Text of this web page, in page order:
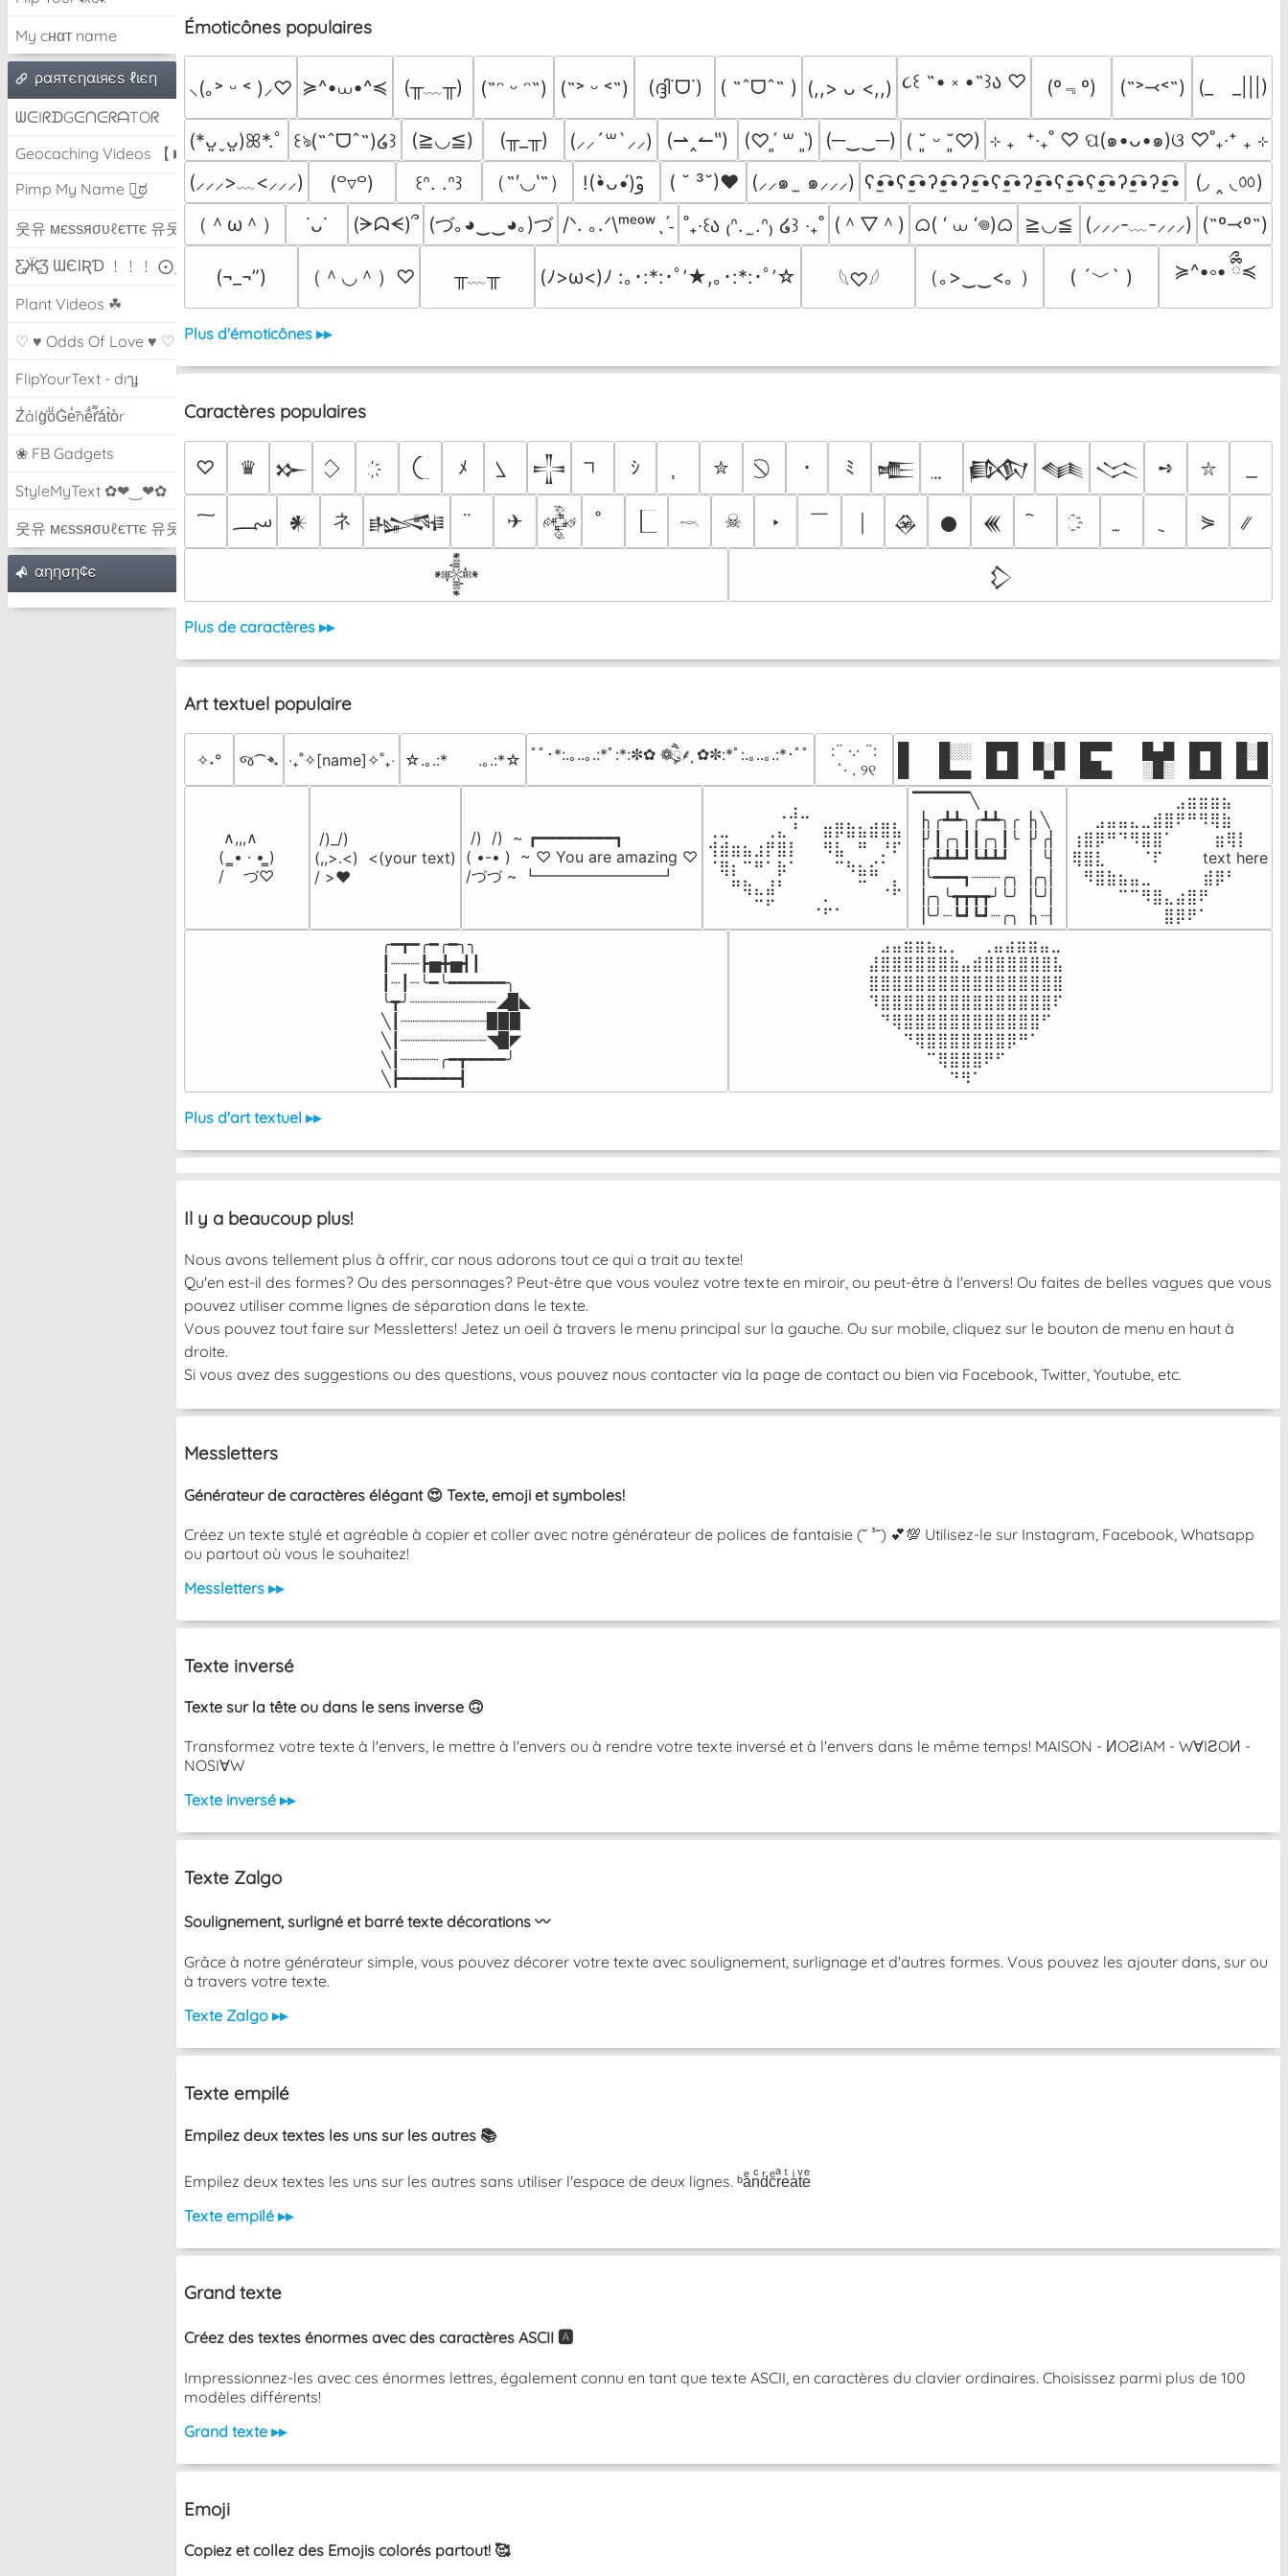
My cнαт name
ραятєηαιяєѕ ℓιєη
ᗯᕮIᖇᗪGᕮᑎᕮᖇᗩTOᖇ
Geocaching Videos 【►】
Pimp My Name ಠ͜ಠ
웃유 мєѕѕяσυℓєттє 유웃
Ƹ̵̡Ӝ̵̨̄Ʒ ƜЄƖƦƊ ﹗﹗﹗ ⨀_⨀
Plant Videos ☘
♡ ♥ Odds Of Love ♥ ♡
FlipYourText - dıๅɟ
Z̾ảlg̀͐oͧG̀e̒̃nȅ̐r͌̑á͑t͛o̊r
❀ FB Gadgets
StyleMyText ✿❤‿❤✿
웃유 мєѕѕяσυℓєттє 유웃
αηηση¢є
Émoticônes populaires
⸜(｡˃ ᵕ ˂ )⸝♡ ≽^•⩊•^≼ (╥﹏╥) (˶ᵔ ᵕ ᵔ˶) (˶˃ ᵕ ˂˶) (ദ്ദി˙ᗜ˙) ( ˶ˆᗜˆ˵ ) (,,> ᴗ <,,) ૮꒰ ˶• ༝ •˶꒱ა ♡ (º﹃º) (˶˃⤙˂˶) (_　_|||)
(*ᴗ͈ˬᴗ͈)ꕤ*.ﾟ ꒰ঌ(˶ˆᗜˆ˵)໒꒱ (≧◡≦) (╥_╥) (⸝⸝´꒳`⸝⸝) (⇀‸↼‶) (♡ˊ͈ ꒳ ˋ͈) (─‿‿─) ( ˘͈ ᵕ ˘͈♡) ⊹ ₊  ⁺‧₊˚ ♡ ପ(๑•ᴗ•๑)ଓ ♡˚₊‧⁺ ₊ ⊹
(⸝⸝⸝>﹏<⸝⸝⸝)
(꒪▿꒪) ꒰ᐢ. .ᐢ꒱ （˶′◡‵˶） ( ˘ ³˘)♥ (⸝⸝๑  ̫ ๑⸝⸝⸝) ʕ•̫͡•ʕ•̫͡•ʔ•̫͡•ʔ•̫͡•ʕ•̫͡•ʔ•̫͡•ʕ•̫͡•ʕ•̫͡•ʔ•̫͡•ʔ•̫͡•
(◞ ‸ ◟ㆀ)
（＾ω＾）
˙ᴗ˙ (ᗒᗣᗕ)՞ (づ｡◕‿‿◕｡)づ /ᐠ. ｡.ᐟ\ᵐᵉᵒʷˎˊ˗ ˚₊‧꒰ა ₍ᐢ.  ̫.ᐢ₎ ໒꒱ ‧₊˚ (＾▽＾) ᜊ( ‘ ⩊ ‘𖦹)ᜊ ≧◡≦ (⸝⸝⸝-﹏-⸝⸝⸝) (˶º⤙º˶)
(¬_¬”) （＾◡＾）♡ ╥﹏╥ (ﾉ>ω<)ﾉ :｡･:*:･ﾟ’★,｡･:*:･ﾟ’☆ 𓆩♡𓆪 （｡>‿‿<｡ ） ( ´﹀` ) ≽^•༚• ྀིྀ≼
Plus d'émoticônes ▸▸
Caractères populaires
♡ ♛ 𒁍 ﾒ 𒋲 ｼ ✮ ･ ﾐ 𒍫 𒁃 𒈝 𒈱 ➺ ⛥
؄ 𒀭 ネ 𒈙 ✈ 𒅒 𓎖 ☠ ‣ ￣ 𒊲 𒊹 𒌍 ⋟
𒀱 𒁷
Plus de caractères ▸▸
Art textuel populaire
✧˖° જ⁀➴ ‎‧₊˚✧[name]✧˚₊‧ ☆.｡.:*　　.｡.:*☆ ﾟﾟ･*:.｡..｡.:*ﾟ:*:✼✿ ❁ཻུ۪۪⸙͎ ✿✼:*ﾟ:.｡..｡.:*･ﾟﾟ
⠀:¨ ·.· ¨:⠀
⠀ `· . ୨୧⠀
█  █░░ █▀█ █░█ █▀▀  █▄█ █▀█ █░█
█  █▄▄ █▄█ ▀▄▀ ██▄  ░█░ █▄█ █▄█
∧,,,∧
(  ̳• · • ̳)
/    づ♡
/)_/)
(,,>.<)  <(your text)
/ >❤️
/)  /)  ~ ┏━━━━━━━━┓
( •-• )  ~ ♡ You are amazing ♡
/づづ ~ ┗━━━━━━━━┛
⠀⠀⠀⠀⠀⠀⢀⣰⣀⠀⠀⠀⠀⠀⠀⠀⠀
⢀⣀⠀⠀⠀⢀⣄⠘⠀⠀⣶⡿⣷⣦⣾⣿⣧
⢺⣾⣶⣦⣰⡟⣿⡇⠀⠀⠻⣧⠀⠛⠀⡘⠏
⠈⢿⡆⠉⠛⠁⡷⠁⠀⠀⠀⠉⠳⣦⣮⠁⠀
⠀⠀⠛⢷⣄⣼⠃⠀⠀⠀⠀⠀⠀⠉⠀⠠⡧
⠀⠀⠀⠀⠉⠋⠀⠀⠀⠠⡥⠄⠀⠀⠀⠀⠀
▔▔▔▔▔╲
▕╮╭┻┻╮╭┻┻╮╭▕╮╲
▕╯┃╭╮┃┃╭╮┃╰▕╯╭▏
▕╭┻┻┻┛┗┻┻┛  ▕  ╰▏
▕╰━━━┓┈┈┈╭╮▕╭╮▏
▕╭╮╰┳┳┳┳╯╰╯▕╰╯▏
▕╰╯┈┗┛┗┛┈╭╮▕╮┈▏
⠀⠀⠀⠀⠀⠀⠀⠀⠀⣠⣶⣶⣶⣦⠀⠀
⠀⠀⣠⣤⣤⣄⣀⣾⣿⠟⠛⠻⢿⣷⠀
⢰⣿⡿⠛⠙⠻⣿⣿⠁⠀⠀ ⠀⣶⢿⡇
⢿⣿⣇⠀⠀⠀⠈⠏⠀⠀⠀ text here
⠀⠻⣿⣷⣦⣤⣀⠀⠀⠀ ⠀⣾⡿⠃⠀
⠀⠀⠀⠀⠉⠉⠻⣿⣄⣴⣿⠟⠀⠀⠀
⠀⠀⠀⠀⠀⠀⠀⠀⣿⡿⠟⠁⠀⠀⠀
╭━┳━╭━╭━╮╮
┃┈┈┈┣▅╋▅┫┃
┃┈┃┈╰━╰━━━━━━╮
╰┳╯┈┈┈┈┈┈┈┈┈◢▉◣
╲┃┈┈┈┈┈┈┈┈┈▉▉▉
╲┃┈┈┈┈┈┈┈┈┈◥▉◤
╲┃┈┈┈┈╭━┳━━━━╯
╲┣━━━━━━┫﻿
⠀⣠⣤⣶⣶⣦⣄⡀  ⠀⢀⣤⣴⣶⣶⣤⣀⠀
⣼⣿⣿⣿⣿⣿⣿⣷⣤⣾⣿⣿⣿⣿⣿⣿⣧
⣿⣿⣿⣿⣿⣿⣿⣿⣿⣿⣿⣿⣿⣿⣿⣿⣿
⠹⣿⣿⣿⣿⣿⣿⣿⣿⣿⣿⣿⣿⣿⣿⣿⠏
⠀⠙⢿⣿⣿⣿⣿⣿⣿⣿⣿⣿⣿⣿⣿⠋⠀
⠀⠀⠀⠙⢿⣿⣿⣿⣿⣿⣿⣿⡿⠛⠁⠀⠀
⠀⠀⠀⠀⠀⠉⢿⣿⣿⣿⠟⠋⠀⠀⠀⠀⠀
⠀⠀⠀⠀⠀⠀⠀⠙⠻⠁⠀⠀⠀⠀⠀⠀⠀⠀⠀⠀⠀⠀⠀
Plus d'art textuel ▸▸
Il y a beaucoup plus!
Nous avons tellement plus à offrir, car nous adorons tout ce qui a trait au texte!
Qu'en est-il des formes? Ou des personnages? Peut-être que vous voulez votre texte en miroir, ou peut-être à l'envers! Ou faites de belles vagues que vous
pouvez utiliser comme lignes de séparation dans le texte.
Vous pouvez tout faire sur Messletters! Jetez un oeil à travers le menu principal sur la gauche. Ou sur mobile, cliquez sur le bouton de menu en haut à
droite.
Si vous avez des suggestions ou des questions, vous pouvez nous contacter via la page de contact ou bien via Facebook, Twitter, Youtube, etc.
Messletters
Générateur de caractères élégant 😍 Texte, emoji et symboles!
Créez un texte stylé et agréable à copier et coller avec notre générateur de polices de fantaisie (˘ ³˘) 💕💯 Utilisez-le sur Instagram, Facebook, Whatsapp
ou partout où vous le souhaitez!
Messletters ▸▸
Texte inversé
Texte sur la tête ou dans le sens inverse 🙃
Transformez votre texte à l'envers, le mettre à l'envers ou à rendre votre texte inversé et à l'envers dans le même temps! MAISON - ИOƧIAM - W∀IƧOИ -
NOSI∀W
Texte inversé ▸▸
Texte Zalgo
Soulignement, surligné et barré texte décorations 〰️
Grâce à notre générateur simple, vous pouvez décorer votre texte avec soulignement, surlignage et d'autres formes. Vous pouvez les ajouter dans, sur ou
à travers votre texte.
Texte Zalgo ▸▸
Texte empilé
Empilez deux textes les uns sur les autres 📚
Empilez deux textes les uns sur les autres sans utiliser l'espace de deux lignes. ᵇaͤnͨdͬcͤrͣeͭaͥtͮeͤ
Texte empilé ▸▸
Grand texte
Créez des textes énormes avec des caractères ASCII 🅰️
Impressionnez-les avec ces énormes lettres, également connu en tant que texte ASCII, en caractères du clavier ordinaires. Choisissez parmi plus de 100
modèles différents!
Grand texte ▸▸
Emoji
Copiez et collez des Emojis colorés partout! 🥰